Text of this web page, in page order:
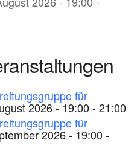
für
2026 - 19:00 - 21:00
für
2026 - 19:00 -